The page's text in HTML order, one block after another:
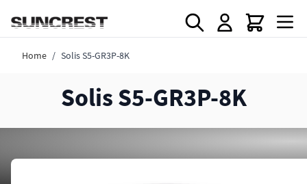
Home / Solis S5-GR3P-8K
Solis S5-GR3P-8K